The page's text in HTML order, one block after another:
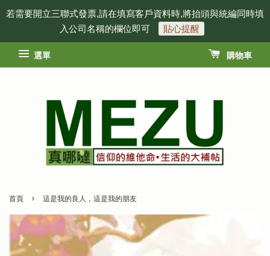
若需要開立三聯式發票,請在填寫客戶資料時,將抬頭與統編同時填
入公司名稱的欄位即可
貼心提醒
選單 購物車
首頁 › 這是我的良人，這是我的朋友